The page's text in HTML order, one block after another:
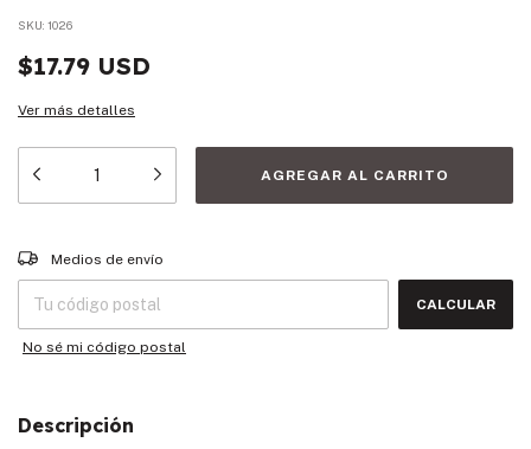
SKU: 1026
$17.79 USD
Ver más detalles
Entregas para el CP:
Medios de envío
CALCULAR
No sé mi código postal
Descripción